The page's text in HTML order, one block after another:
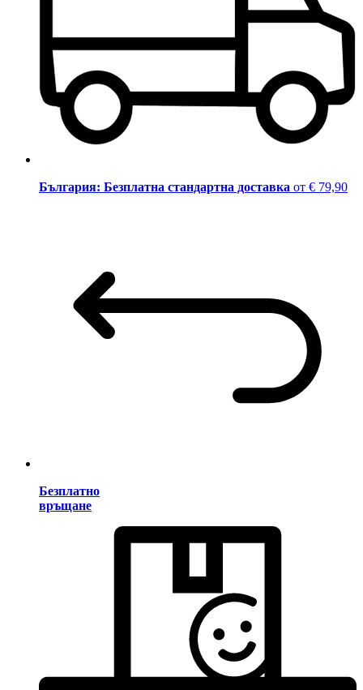
България: Безплатна стандартна доставка от € 79,90
Безплатно
връщане